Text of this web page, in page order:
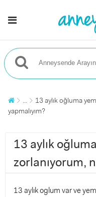
...
13 aylık oğluma
yapmalıyım?
13 aylık
zorlanıyorum,
13 aylık oglum var ve